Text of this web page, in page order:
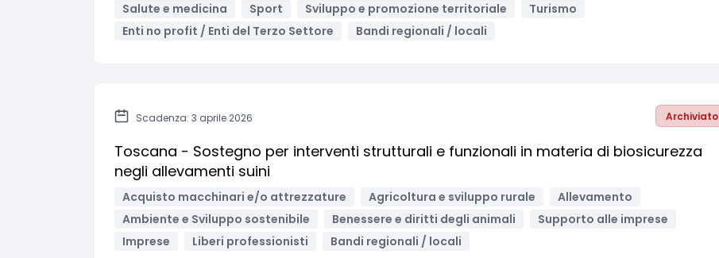
Salute e medicina
Sport Sviluppo e promozione territoriale
Turismo
Enti no profit / Enti del Terzo Settore
Bandi regionali / locali
Scadenza: 3 aprile 2026 Archiviato
Toscana - Sostegno per interventi strutturali e funzionali in materia di biosicurezza
negli allevamenti suini
Acquisto macchinari e/o attrezzature Agricoltura e sviluppo rurale
Allevamento
Ambiente e Sviluppo sostenibile
Benessere e diritti degli animali
Supporto alle imprese
Imprese
Liberi professionisti Bandi regionali / locali